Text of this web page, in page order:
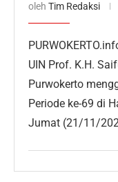
oleh Tim Redaksi
UIN Prof. K.H.
Purwokerto
Periode ke-69 di
Jumat (21/11/